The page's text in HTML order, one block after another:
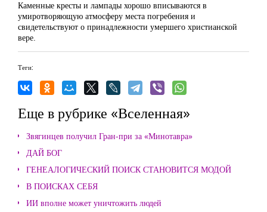
Каменные кресты и лампады хорошо вписываются в
умиротворяющую атмосферу места погребения и
свидетельствуют о принадлежности умершего христианской
вере.
Теги:
Еще в рубрике «Вселенная»
Звягинцев получил Гран-при за «Минотавра»
ДАЙ БОГ
ГЕНЕАЛОГИЧЕСКИЙ ПОИСК СТАНОВИТСЯ МОДОЙ
В ПОИСКАХ СЕБЯ
ИИ вполне может уничтожить людей